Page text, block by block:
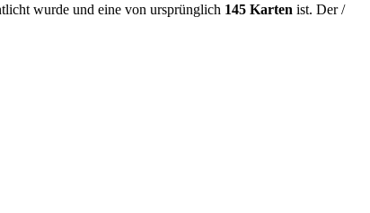
wurde und eine von ursprünglich 145 Karten ist. Der /